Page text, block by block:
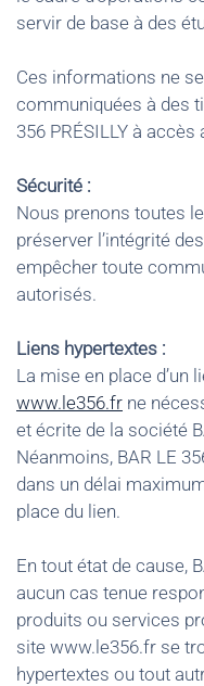
servir de base à des
Ces informations ne
communiquées à des
356 PRÉSILLY à accès
Sécurité :
Nous prenons toutes
préserver l’intégrité
empêcher toute
autorisés.
Liens hypertextes :
La mise en place d’un
www.le356.fr ne
et écrite de la société
Néanmoins, BAR LE
dans un délai
place du lien.
En tout état de cause,
aucun cas tenue
produits ou services
site www.le356.fr se
hypertextes ou tout